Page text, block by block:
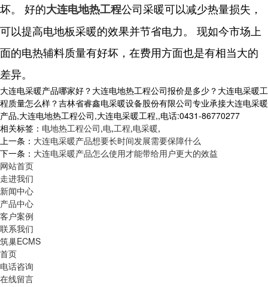
坏。 好的大连电地热工程公司采暖可以减少热量损失，
可以提高电地板采暖的效果并节省电力。 现如今市场上
面的电热辅料质量有好坏，在费用方面也是有相当大的
差异。
大连电采暖产品哪家好？大连电地热工程公司报价是多少？大连电采暖工
程质量怎么样？吉林省睿鑫电采暖设备股份有限公司专业承接大连电采暖
产品,大连电地热工程公司,大连电采暖工程,,电话:0431-86770277
相关标签： 电地热工程公司,电,工程,电采暖,
上一条： 大连电采暖产品想要长时间发展需要保障什么
下一条： 大连电采暖产品怎么使用才能带给用户更大的效益
网站首页
走进我们
新闻中心
产品中心
客户案例
联系我们
筑巢ECMS
首页
电话咨询
在线留言